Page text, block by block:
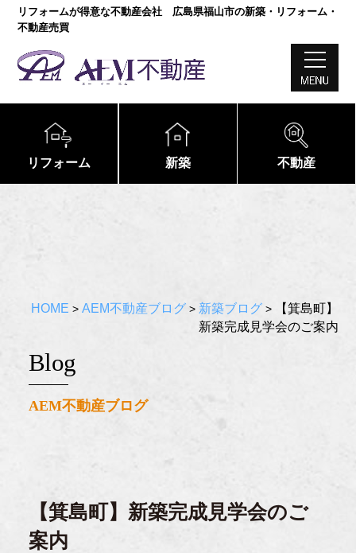
リフォームが得意な不動産会社 広島県福山市の新築・リフォーム・
不動産売買
リフォーム 新築 不動産
HOME > AEM不動産ブログ> 新築ブログ>
【箕島町】
新築完成見学会のご案内
blog
AEM不動産ブログ
【箕島町】新築完成見学会のご
案内